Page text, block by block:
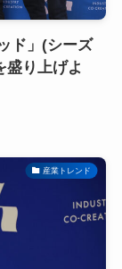
ド」(シーズ
盛り上げよ
産業トレンド